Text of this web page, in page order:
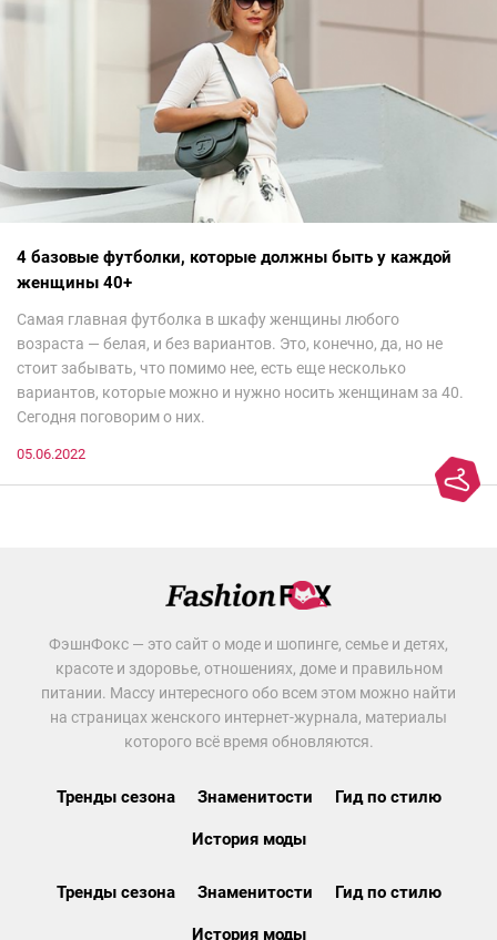
4 базовые футболки, которые должны быть у каждой
женщины 40+
Самая главная футболка в шкафу женщины любого
возраста — белая, и без вариантов. Это, конечно, да, но не
стоит забывать, что помимо нее, есть еще несколько
вариантов, которые можно и нужно носить женщинам за 40.
Сегодня поговорим о них.
05.06.2022
ФэшнФокс — это сайт о моде и шопинге, семье и детях,
красоте и здоровье, отношениях, доме и правильном
питании. Массу интересного обо всем этом можно найти
на страницах женского интернет-журнала, материалы
которого всё время обновляются.
Тренды сезона Знаменитости Гид по стилю
История моды
Тренды сезона Знаменитости Гид по стилю
История моды